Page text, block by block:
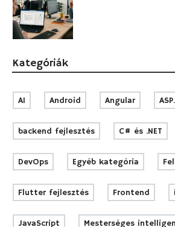
Kategóriák
AI Android Angular
backend fejlesztés C# és .NET
DevOps Egyéb kategória
Flutter fejlesztés Frontend
JavaScript Mesterséges